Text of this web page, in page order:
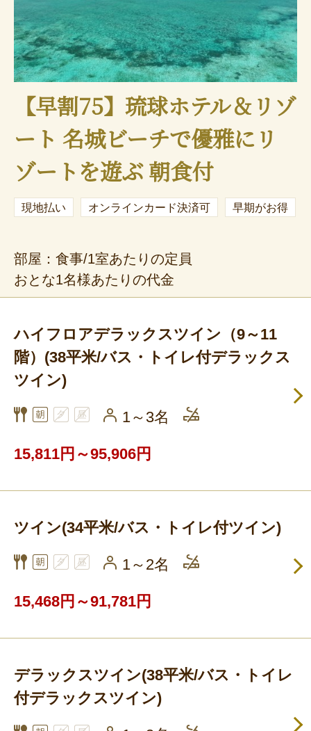
【早割75】琉球ホテル＆リゾ
ート 名城ビーチで優雅にリ
ゾートを遊ぶ 朝食付
現地払い オンラインカード決済可 早期がお得
部屋：食事/1室あたりの定員
おとな1名様あたりの代金
ハイフロアデラックスツイン（9～11
階）(38平米/バス・トイレ付デラックス
ツイン)
1～3名
15,811円～95,906円
ツイン(34平米/バス・トイレ付ツイン)
1～2名
15,468円～91,781円
デラックスツイン(38平米/バス・トイレ
付デラックスツイン)